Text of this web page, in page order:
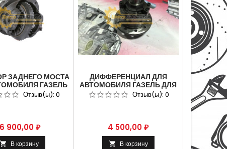
ЗАДНЕГО МОСТА
ГАЗЕЛЬ
ДЛЯ АВТОМОБИЛЯ
NEXT АРТИКУЛ
Отзыв(ы): 0
900,00 ₽
 В корзину
ДИФФЕРЕНЦИАЛ ДЛЯ
АВТОМОБИЛЯ ГАЗЕЛЬ ДЛЯ
АВТОМОБИЛЯ ГАЗ -3302
3302-2403011-10
Отзыв(ы): 0
Цена
4 500,00 ₽
 В корзину